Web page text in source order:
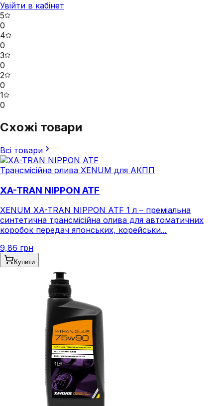
Увійти в кабінет
5
0
4
0
3
0
2
0
1
0
Схожі товари
Всі товари
Трансмісійна олива XENUM для АКПП
XA-TRAN NIPPON ATF
XENUM XA-TRAN NIPPON ATF 1 л – преміальна
синтетична трансмісійна олива для автоматичних
коробок передач японських, корейськи...
9,86 грн
Купити